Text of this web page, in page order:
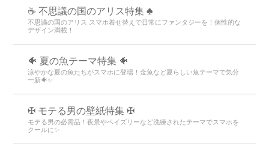
☕ 不思議の国のアリス特集 ♣
不思議の国のアリス スマホ着せ替えで日常にファンタジーを！個性的な
デザイン満載！
🐠 夏の魚テーマ特集 🐠
涼やかな夏の魚たちがスマホに登場！金魚など夏らしい魚テーマで気分
一新🐠✨
✠ モテる男の壁紙特集 ✠
モテる男の必需品！夜景やペイズリーなど洗練されたテーマでスマホを
クールに✨